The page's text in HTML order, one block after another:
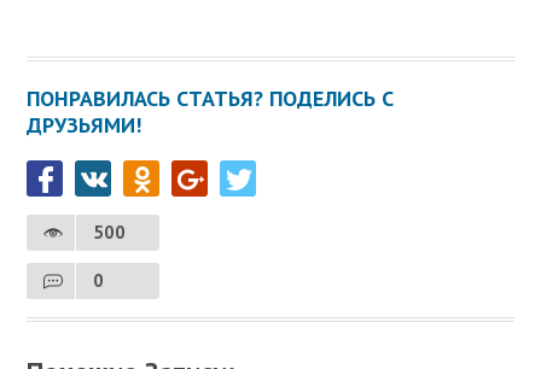
ПОНРАВИЛАСЬ СТАТЬЯ? ПОДЕЛИСЬ С
ДРУЗЬЯМИ!
500
0